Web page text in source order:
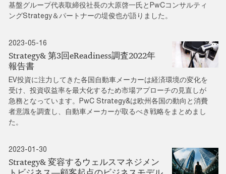
基盤グループ代表取締役社長の大原啓一氏とPwCコンサルティ
ングStrategy＆パートナーの堤俊也が語りました。
2023-05-16
Strategy& 第3回eReadiness調査2022年
報告書
EV投資に注力してきた各国自動車メーカーは経済環境の変化を
受け、投資収益率を最大化するため市場アプローチの見直しが
急務となっています。PwC Strategy&は欧州各国の動向と消費
者意識を調査し、自動車メーカーが取るべき戦略をまとめまし
た。
2023-01-30
Strategy& 変容するウェルスマネジメン